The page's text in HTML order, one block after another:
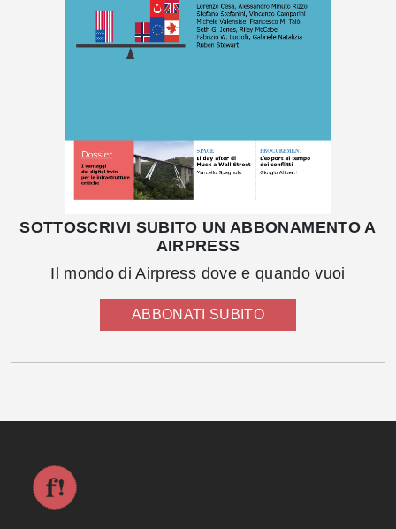
SOTTOSCRIVI SUBITO UN ABBONAMENTO A
AIRPRESS
Il mondo di Airpress dove e quando vuoi
ABBONATI SUBITO